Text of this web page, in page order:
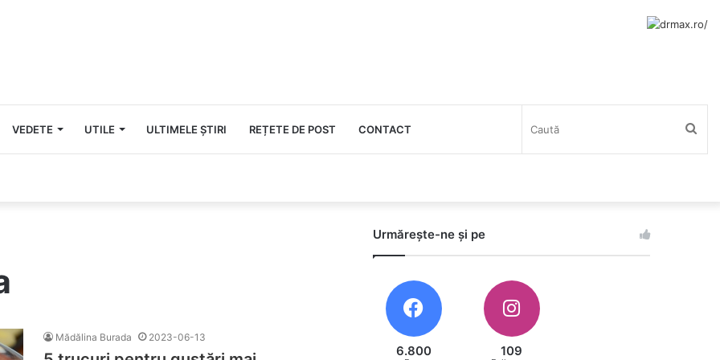
VEDETE UTILE ULTIMELE ȘTIRI REȚETE DE POST CONTACT
Mădălina Burada 2023-06-13
Urmărește-ne și pe
6.800 109